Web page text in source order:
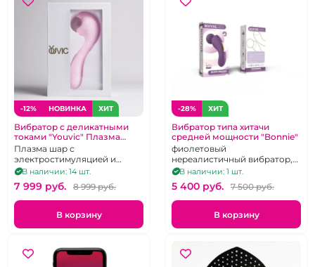
-12% НОВИНКА ХИТ
Вибратор с деликатными
токами "Youvic" Плазма
Магия, Релакс и Секс
Плазма шар с
электростимуляцией и
подогревом для эрогенных
зон и массажа на
силиконовой вибро ручке
для внутренней стимуляции
В наличии: 14 шт.
7 999 pуб. 8 999 pуб.
В корзину
-28% ХИТ
Вибратор типа хитачи
средней мощности "Bonnie"
фиолетовый
нереалистичный вибратор,
10 режимов, аналог хитачи
В наличии: 1 шт.
5 400 pуб. 7 500 pуб.
В корзину